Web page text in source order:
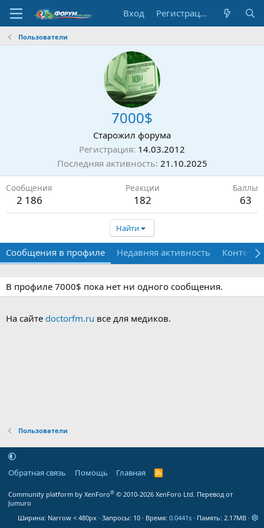
Вход Регистрация
Пользователи
7000$
Старожил форума
Регистрация 14.03.2012
Последняя активность 21.10.2025
Сообщения
2 186
Реакции
182
Баллы
63
Найти
Сообщения в профиле Недавняя активность Контент
В профиле 7000$ пока нет ни одного сообщения.
На сайте doctorfm.ru все для медиков.
Пользователи
Обратная связь Помощь Главная
R
Community platform by XenForo® © 2010-2026 XenForo Ltd. Перевод от
Jumuro
Ширина
Запросы 10 Время 0.0441s Память 2.17MB